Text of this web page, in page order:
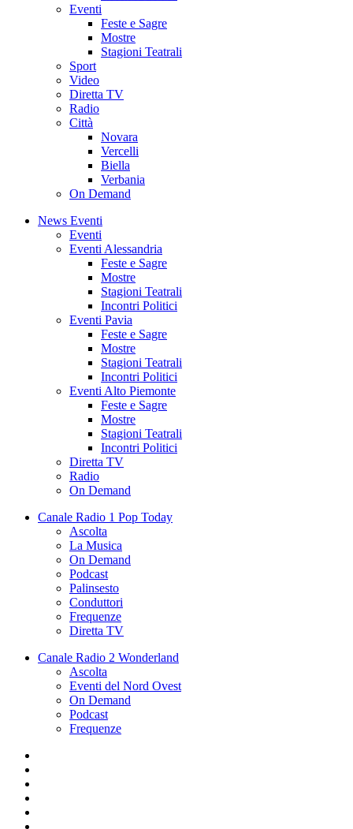
Eventi
Feste e Sagre
Mostre
Stagioni Teatrali
Sport
Video
Diretta TV
Radio
Città
Novara
Vercelli
Biella
Verbania
On Demand
News Eventi
Eventi
Eventi Alessandria
Feste e Sagre
Mostre
Stagioni Teatrali
Incontri Politici
Eventi Pavia
Feste e Sagre
Mostre
Stagioni Teatrali
Incontri Politici
Eventi Alto Piemonte
Feste e Sagre
Mostre
Stagioni Teatrali
Incontri Politici
Diretta TV
Radio
On Demand
Canale Radio 1 Pop Today
Ascolta
La Musica
On Demand
Podcast
Palinsesto
Conduttori
Frequenze
Diretta TV
Canale Radio 2 Wonderland
Ascolta
Eventi del Nord Ovest
On Demand
Podcast
Frequenze